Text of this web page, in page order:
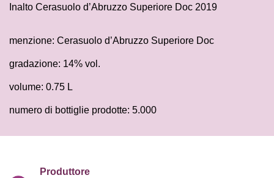
Inalto Cerasuolo d’Abruzzo Superiore Doc 2019
menzione: Cerasuolo d’Abruzzo Superiore Doc
gradazione: 14% vol.
volume: 0.75 L
numero di bottiglie prodotte: 5.000
Produttore